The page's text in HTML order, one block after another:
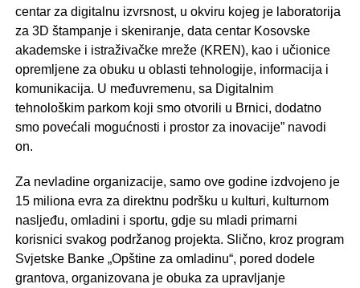
centar za digitalnu izvrsnost, u okviru kojeg je laboratorija
za 3D štampanje i skeniranje, data centar Kosovske
akademske i istraživačke mreže (KREN), kao i učionice
opremljene za obuku u oblasti tehnologije, informacija i
komunikacija. U međuvremenu, sa Digitalnim
tehnološkim parkom koji smo otvorili u Brnici, dodatno
smo povećali mogućnosti i prostor za inovacije” navodi
on.
Za nevladine organizacije, samo ove godine izdvojeno je
15 miliona evra za direktnu podršku u kulturi, kulturnom
nasljeđu, omladini i sportu, gdje su mladi primarni
korisnici svakog podržanog projekta. Slično, kroz program
Svjetske Banke „Opštine za omladinu“, pored dodele
grantova, organizovana je obuka za upravljanje